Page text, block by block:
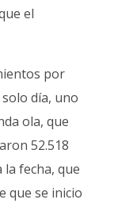
el
por
día, uno
ola, que
52.518
la fecha, que
que se inicio